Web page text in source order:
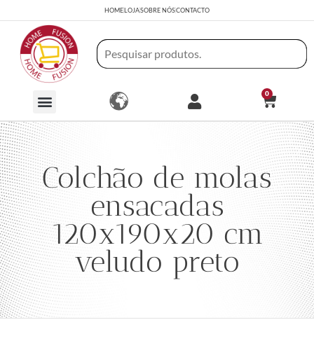
HOMELOJASOBRE NÓSCONTACTO
0
Colchão de molas
ensacadas
120x190x20 cm
veludo preto